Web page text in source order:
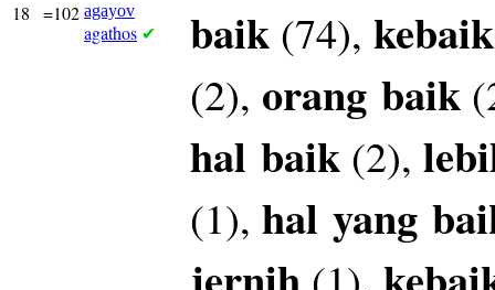
18 =102 agayov
agathos ✔ baik (74),
(2), orang baik
hal baik (2),
(1), hal yang